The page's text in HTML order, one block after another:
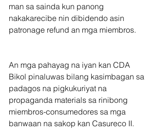
man sa sainda kun panong
nakakarecibe nin dibidendo asin
patronage refund an mga miembros.
An mga pahayag na iyan kan CDA
Bikol pinaluwas bilang kasimbagan sa
padagos na pigkukuriyat na
propaganda materials sa rinibong
miembros-consumedores sa mga
banwaan na sakop kan Casureco II.